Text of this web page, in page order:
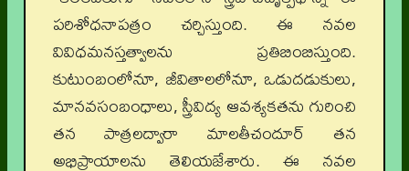
పరిశోధనాపత్రం చర్చిస్తుంది. ఈ నవల
వివిధమనస్తత్వాలను ప్రతిబింబిస్తుంది.
కుటుంబంలోనూ, జీవితాలలోనూ, ఒడుదడుకులు,
మానవసంబంధాలు, స్త్రీవిద్య ఆవశ్యకతను గురించి
తన పాత్రలద్వారా మాలతీచందూర్ తన
అభిప్రాయాలను తెలియజేశారు. ఈ నవల